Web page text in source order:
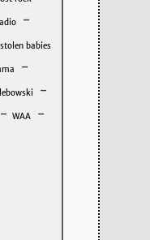
-
stolen babies
-
-
- WAA -